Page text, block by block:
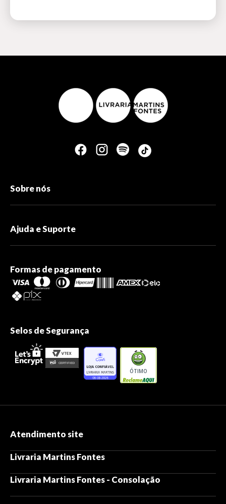
Sobre nós
Ajuda e Suporte
Formas de pagamento
Selos de Segurança
ÓTIMO
Atendimento site
Livraria Martins Fontes
Livraria Martins Fontes - Consolação